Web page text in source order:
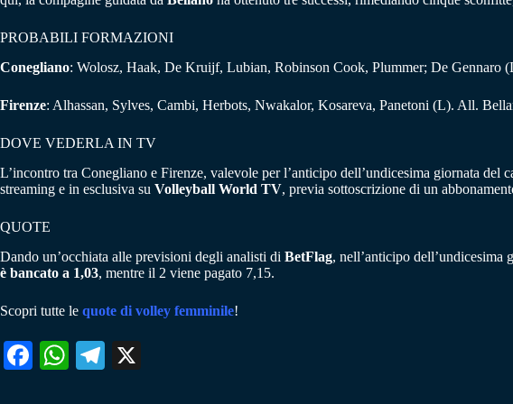
PROBABILI FORMAZIONI
Conegliano: Wolosz, Haak, De Kruijf, Lubian, Robinson Cook, Plummer; De Gennaro
Firenze: Alhassan, Sylves, Cambi, Herbots, Nwakalor, Kosareva, Panetoni (L). All.
DOVE VEDERLA IN TV
L’incontro tra Conegliano e Firenze, valevole per l’anticipo dell’undicesima giornata del
streaming e in esclusiva su Volleyball World TV, previa sottoscrizione di un
QUOTE
Dando un’occhiata alle previsioni degli analisti di BetFlag, nell’anticipo
è bancato a 1,03, mentre il 2 viene pagato 7,15.
Scopri tutte le quote di volley femminile!
Fa W
Te